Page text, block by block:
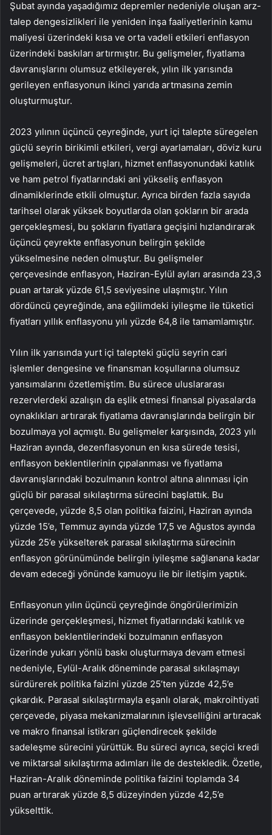
Şubat ayında yaşadığımız depremler nedeniyle oluşan arz-
talep dengesizlikleri ile yeniden inşa faaliyetlerinin kamu
maliyesi üzerindeki kısa ve orta vadeli etkileri enflasyon
üzerindeki baskıları artırmıştır. Bu gelişmeler, fiyatlama
davranışlarını olumsuz etkileyerek, yılın ilk yarısında
gerileyen enflasyonun ikinci yarıda artmasına zemin
oluşturmuştur.
2023 yılının üçüncü çeyreğinde, yurt içi talepte süregelen
güçlü seyrin birikimli etkileri, vergi ayarlamaları, döviz kuru
gelişmeleri, ücret artışları, hizmet enflasyonundaki katılık
ve ham petrol fiyatlarındaki ani yükseliş enflasyon
dinamiklerinde etkili olmuştur. Ayrıca birden fazla sayıda
tarihsel olarak yüksek boyutlarda olan şokların bir arada
gerçekleşmesi, bu şokların fiyatlara geçişini hızlandırarak
üçüncü çeyrekte enflasyonun belirgin şekilde
yükselmesine neden olmuştur. Bu gelişmeler
çerçevesinde enflasyon, Haziran-Eylül ayları arasında 23,3
puan artarak yüzde 61,5 seviyesine ulaşmıştır. Yılın
dördüncü çeyreğinde, ana eğilimdeki iyileşme ile tüketici
fiyatları yıllık enflasyonu yılı yüzde 64,8 ile tamamlamıştır.
Yılın ilk yarısında yurt içi talepteki güçlü seyrin cari
işlemler dengesine ve finansman koşullarına olumsuz
yansımalarını özetlemiştim. Bu sürece uluslararası
rezervlerdeki azalışın da eşlik etmesi finansal piyasalarda
oynaklıkları artırarak fiyatlama davranışlarında belirgin bir
bozulmaya yol açmıştı. Bu gelişmeler karşısında, 2023 yılı
Haziran ayında, dezenflasyonun en kısa sürede tesisi,
enflasyon beklentilerinin çıpalanması ve fiyatlama
davranışlarındaki bozulmanın kontrol altına alınması için
güçlü bir parasal sıkılaştırma sürecini başlattık. Bu
çerçevede, yüzde 8,5 olan politika faizini, Haziran ayında
yüzde 15’e, Temmuz ayında yüzde 17,5 ve Ağustos ayında
yüzde 25’e yükselterek parasal sıkılaştırma sürecinin
enflasyon görünümünde belirgin iyileşme sağlanana kadar
devam edeceği yönünde kamuoyu ile bir iletişim yaptık.
Enflasyonun yılın üçüncü çeyreğinde öngörülerimizin
üzerinde gerçekleşmesi, hizmet fiyatlarındaki katılık ve
enflasyon beklentilerindeki bozulmanın enflasyon
üzerinde yukarı yönlü baskı oluşturmaya devam etmesi
nedeniyle, Eylül-Aralık döneminde parasal sıkılaşmayı
sürdürerek politika faizini yüzde 25’ten yüzde 42,5’e
çıkardık. Parasal sıkılaştırmayla eşanlı olarak, makroihtiyati
çerçevede, piyasa mekanizmalarının işlevselliğini artıracak
ve makro finansal istikrarı güçlendirecek şekilde
sadeleşme sürecini yürüttük. Bu süreci ayrıca, seçici kredi
ve miktarsal sıkılaştırma adımları ile de destekledik. Özetle,
Haziran-Aralık döneminde politika faizini toplamda 34
puan artırarak yüzde 8,5 düzeyinden yüzde 42,5’e
yükselttik.